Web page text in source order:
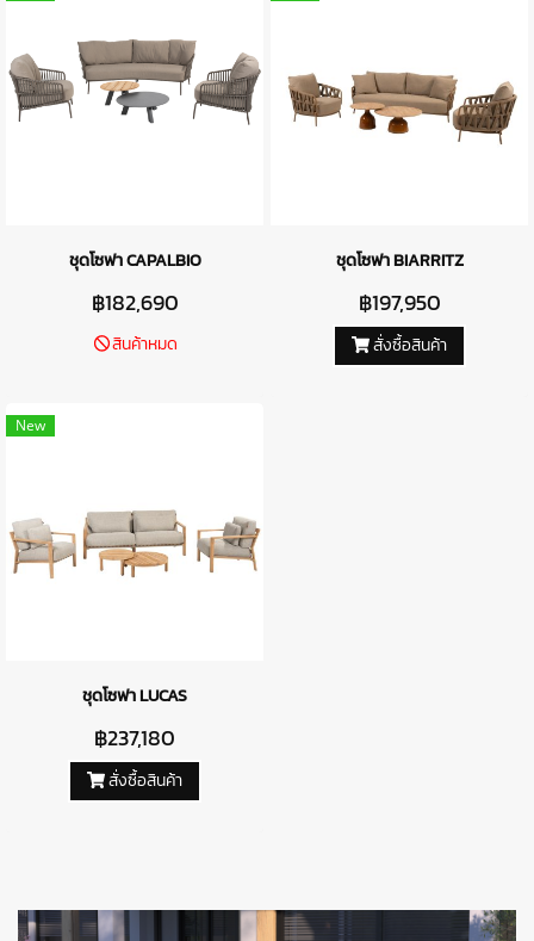
ชุดโซฟา CAPALBIO
฿182,690
สินค้าหมด
ชุดโซฟา ​BIARRITZ
฿197,950
สั่งซื้อสินค้า
New
ชุดโซฟา LUCAS
฿237,180
สั่งซื้อสินค้า